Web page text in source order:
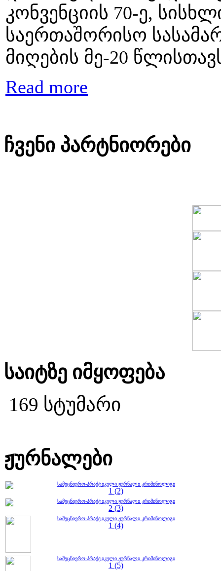
კონვენციის 70-ე,
საერთაშორისო
მიღების მე-20
Read more
ჩვენი პარტნიორები
საიტზე იმყოფება
169 სტუმარი
ჟურნალები
სამეცნიერო-პრაქტიკული ჟურნალი კრიმინოლიგი
1 (2)
სამეცნიერო-პრაქტიკული ჟურნალი კრიმინოლიგი
2 (3)
სამეცნიერო-პრაქტიკული ჟურნალი კრიმინოლიგი
1 (4)
სამეცნიერო-პრაქტიკული ჟურნალი კრიმინოლიგი
1 (5)